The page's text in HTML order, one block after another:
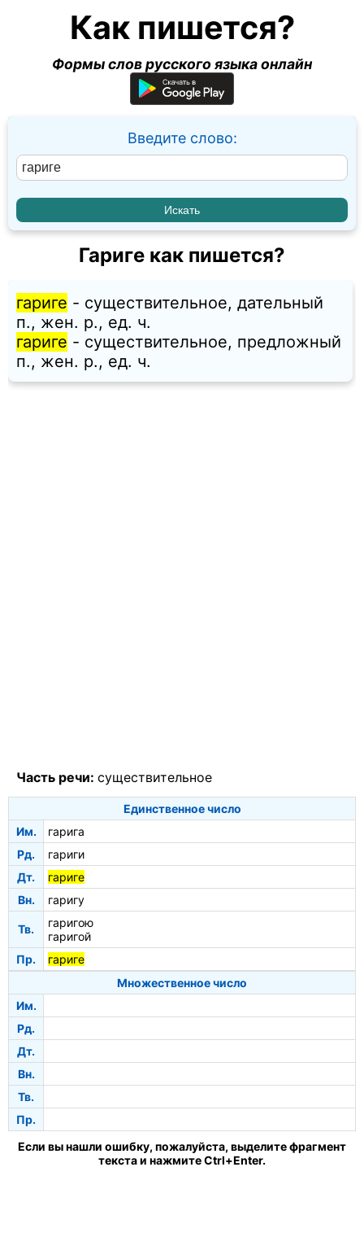
Как пишется?
Формы слов русского языка онлайн
Введите слово:
Гариге как пишется?
гариге - существительное, дательный
п., жен. p., ед. ч.
гариге - существительное, предложный
п., жен. p., ед. ч.
Часть речи: существительное
Единственное число
Им.
гарига
Рд.
гариги
Дт.
гариге
Вн.
гаригу
Тв.
гаригою
гаригой
Пр.
гариге
Множественное число
Им.
Рд.
Дт.
Вн.
Тв.
Пр.
Если вы нашли ошибку, пожалуйста, выделите фрагмент
текста и нажмите Ctrl+Enter.